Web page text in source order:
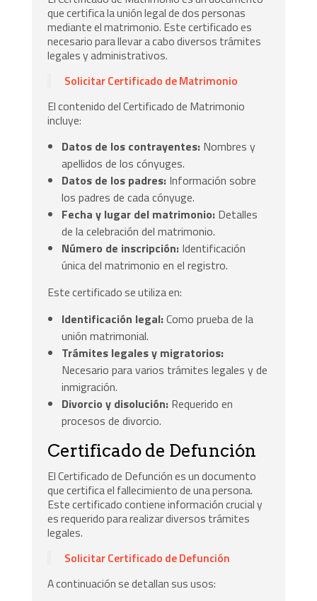
que certifica la unión legal de dos personas
mediante el matrimonio. Este certificado es
necesario para llevar a cabo diversos trámites
legales y administrativos.
Solicitar Certificado de Matrimonio
El contenido del Certificado de Matrimonio
incluye:
Datos de los contrayentes: Nombres y
apellidos de los cónyuges.
Datos de los padres: Información sobre
los padres de cada cónyuge.
Fecha y lugar del matrimonio: Detalles
de la celebración del matrimonio.
Número de inscripción: Identificación
única del matrimonio en el registro.
Este certificado se utiliza en:
Identificación legal:Como prueba de la
unión matrimonial.
Trámites legales y migratorios:
Necesario para varios trámites legales y de
inmigración.
Divorcio y disolución: Requerido en
procesos de divorcio.
Certificado de Defunción
El Certificado de Defunción es un documento
que certifica el fallecimiento de una persona.
Este certificado contiene información crucial y
es requerido para realizar diversos trámites
legales.
Solicitar Certificado de Defunción
A continuación se detallan sus usos: